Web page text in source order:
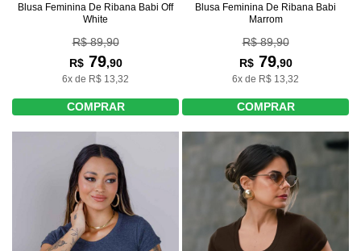
Blusa Feminina De Ribana Babi Off
White
R$ 89,90
R$79,90
6x de R$ 13,32
COMPRAR
Blusa Feminina De Ribana Babi
Marrom
R$ 89,90
R$79,90
6x de R$ 13,32
COMPRAR